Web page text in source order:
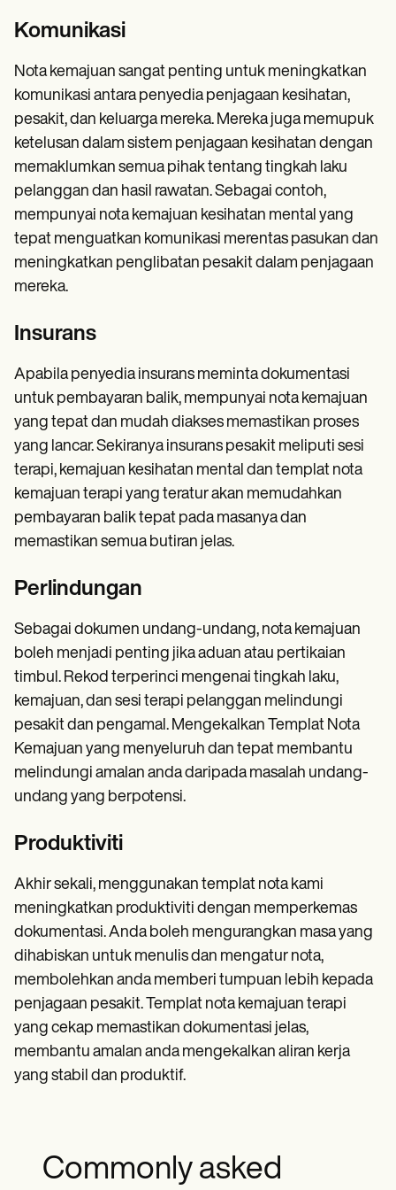
Komunikasi
Nota kemajuan sangat penting untuk meningkatkan
komunikasi antara penyedia penjagaan kesihatan,
pesakit, dan keluarga mereka. Mereka juga memupuk
ketelusan dalam sistem penjagaan kesihatan dengan
memaklumkan semua pihak tentang tingkah laku
pelanggan dan hasil rawatan. Sebagai contoh,
mempunyai nota kemajuan kesihatan mental yang
tepat menguatkan komunikasi merentas pasukan dan
meningkatkan penglibatan pesakit dalam penjagaan
mereka.
Insurans
Apabila penyedia insurans meminta dokumentasi
untuk pembayaran balik, mempunyai nota kemajuan
yang tepat dan mudah diakses memastikan proses
yang lancar. Sekiranya insurans pesakit meliputi sesi
terapi, kemajuan kesihatan mental dan templat nota
kemajuan terapi yang teratur akan memudahkan
pembayaran balik tepat pada masanya dan
memastikan semua butiran jelas.
Perlindungan
Sebagai dokumen undang-undang, nota kemajuan
boleh menjadi penting jika aduan atau pertikaian
timbul. Rekod terperinci mengenai tingkah laku,
kemajuan, dan sesi terapi pelanggan melindungi
pesakit dan pengamal. Mengekalkan Templat Nota
Kemajuan yang menyeluruh dan tepat membantu
melindungi amalan anda daripada masalah undang-
undang yang berpotensi.
Produktiviti
Akhir sekali, menggunakan templat nota kami
meningkatkan produktiviti dengan memperkemas
dokumentasi. Anda boleh mengurangkan masa yang
dihabiskan untuk menulis dan mengatur nota,
membolehkan anda memberi tumpuan lebih kepada
penjagaan pesakit. Templat nota kemajuan terapi
yang cekap memastikan dokumentasi jelas,
membantu amalan anda mengekalkan aliran kerja
yang stabil dan produktif.
Commonly asked